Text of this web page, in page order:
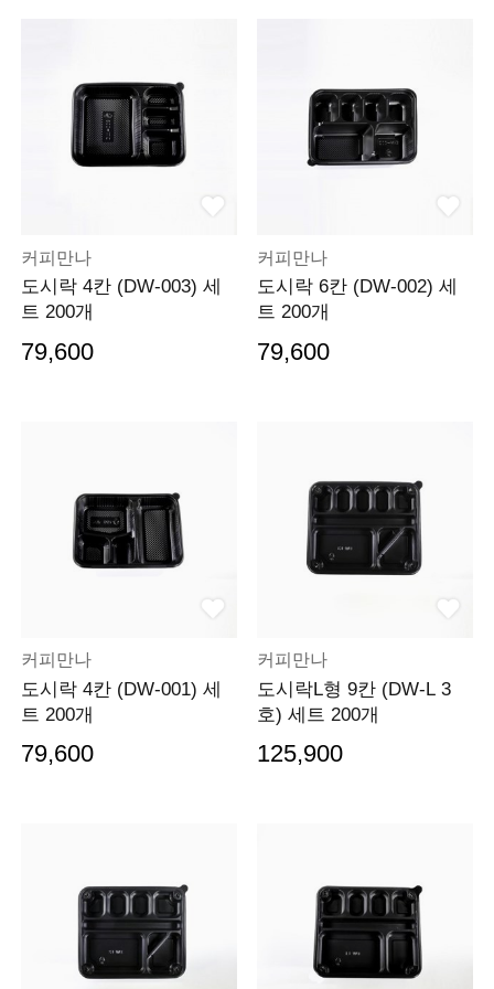
커피만나
도시락 4칸 (DW-003) 세
트 200개
79,600
커피만나
도시락 6칸 (DW-002) 세
트 200개
79,600
커피만나
도시락 4칸 (DW-001) 세
트 200개
79,600
커피만나
도시락L형 9칸 (DW-L 3
호) 세트 200개
125,900